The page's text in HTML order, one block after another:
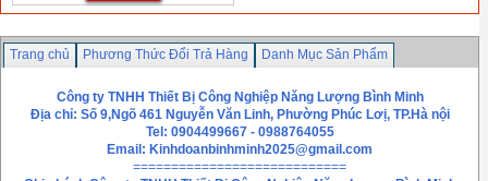
Trang chủ Phương Thức Đổi Trả Hàng
Danh Mục Sản Phẩm
Công ty TNHH Thiết Bị Công Nghiệp Năng Lượng Bình Minh
Địa chỉ: Số 9,Ngõ 461 Nguyễn Văn Linh, Phường Phúc Lơị, TP.Hà nội
Tel: 0904499667 - 0988764055
Email: Kinhdoanbinhminh2025@gmail.com
============================